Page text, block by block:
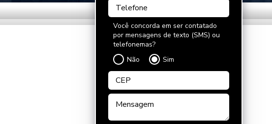
Você concorda em ser contatado
por mensagens de texto (SMS) ou
telefonemas?
Não
Sim